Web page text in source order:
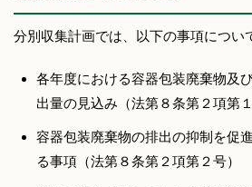
分別収集計画では、以下の事項につい
各年度における容器包装廃棄物及
出量の見込み（法第８条第２項第１
容器包装廃棄物の排出の抑制を促
る事項（法第８条第２項第２号）